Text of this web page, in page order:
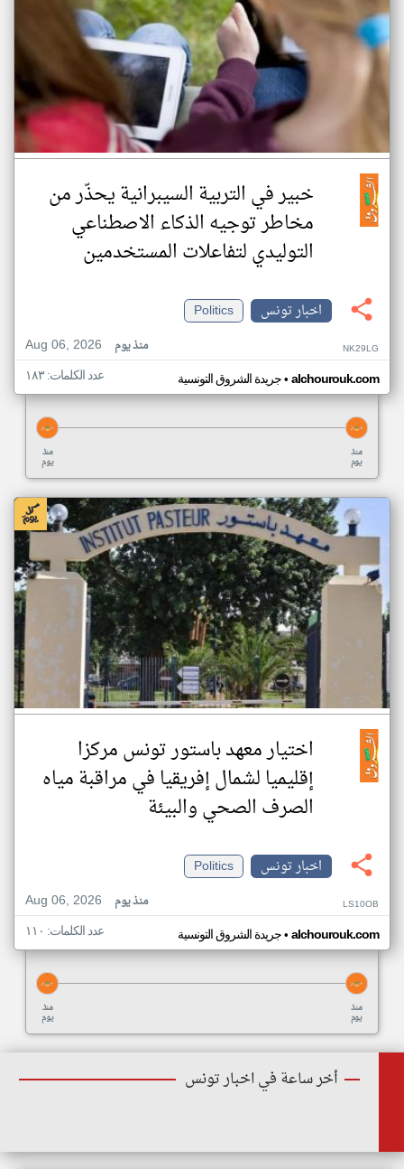
خبير في التربية السيبرانية يحذّر من
مخاطر توجيه الذكاء الاصطناعي
التوليدي لتفاعلات المستخدمين
اخبار تونس
Politics
Aug 06, 2026
منذ يوم NK29LG
جريدة الشروق التونسية• alchourouk.com عدد الكلمات: ١٨٣
منذ
يوم
منذ
يوم
اختيار معهد باستور تونس مركزا
إقليميا لشمال إفريقيا في مراقبة مياه
الصرف الصحي والبيئة
اخبار تونس
Politics
Aug 06, 2026
منذ يوم LS10OB
جريدة الشروق التونسية• alchourouk.com عدد الكلمات: ١١٠
منذ
يوم
منذ
يوم
أخر ساعة في اخبار تونس